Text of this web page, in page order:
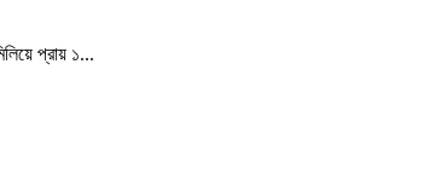
প্রায় ১...